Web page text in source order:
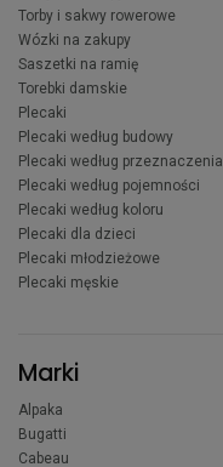
Torby i sakwy rowerowe
Wózki na zakupy
Saszetki na ramię
Torebki damskie
Plecaki
Plecaki według budowy
Plecaki według przeznaczenia
Plecaki według pojemności
Plecaki według koloru
Plecaki dla dzieci
Plecaki młodzieżowe
Plecaki męskie
Marki
Alpaka
Bugatti
Cabeau